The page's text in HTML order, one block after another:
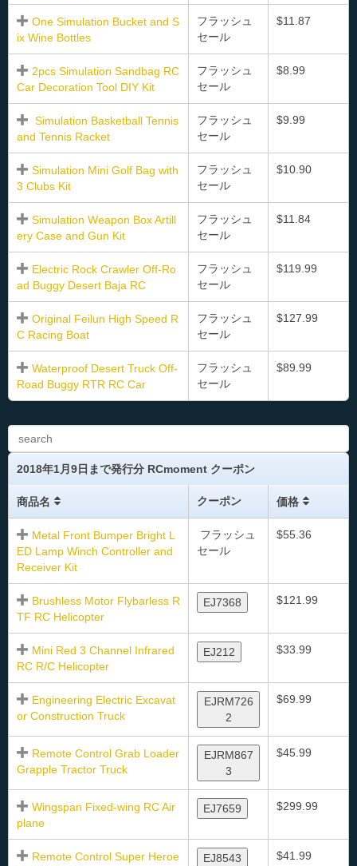
One Simulation Bucket and S
ix Wine Bottles
フラッシュ
セール
$11.87
2pcs Simulation Sandbag RC
Car Decoration Tool DIY Kit
フラッシュ
セール
$8.99
Simulation Basketball Tennis
and Tennis Racket
フラッシュ
セール
$9.99
Simulation Mini Golf Bag with
3 Clubs Kit
フラッシュ
セール
$10.90
Simulation Weapon Box Artill
ery Case and Gun Kit
フラッシュ
セール
$11.84
Electric Rock Crawler Off-Ro
ad Buggy Desert Baja RC
フラッシュ
セール
$119.99
Original Feilun High Speed R
C Racing Boat
フラッシュ
セール
$127.99
Waterproof Desert Truck Off-
Road Buggy RTR RC Car
フラッシュ
セール
$89.99
2018年1月9日まで発行分 RCmoment クーポン
商品名 クーポン 価格
Metal Front Bumper Bright L
ED Lamp Winch Controller and
Receiver Kit
フラッシュ
セール
$55.36
Brushless Motor Flybarless R
TF RC Helicopter
EJ7368 $121.99
Mini Red 3 Channel Infrared
RC R/C Helicopter
EJ212 $33.99
Engineering Electric Excavat
or Construction Truck
EJRM726
2
$69.99
Remote Control Grab Loader
Grapple Tractor Truck
EJRM867
3
$45.99
Wingspan Fixed-wing RC Air
plane
EJ7659 $299.99
Remote Control Super Heroe
EJ8543 $41.99